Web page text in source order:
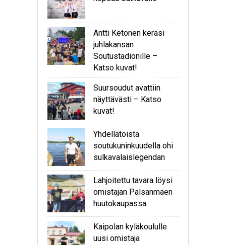
Antti Ketonen keräsi
juhlakansan
Soutustadionille –
Katso kuvat!
Suursoudut avattiin
näyttävästi – Katso
kuvat!
Yhdellätoista
soutukuninkuudella ohi
sulkavalaislegendan
Lahjoitettu tavara löysi
omistajan Palsanmäen
huutokaupassa
Kaipolan kyläkoululle
uusi omistaja